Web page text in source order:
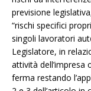
previsione
“rischi specifici
singoli lavoratori
Legislatore, in
attività
ferma restando